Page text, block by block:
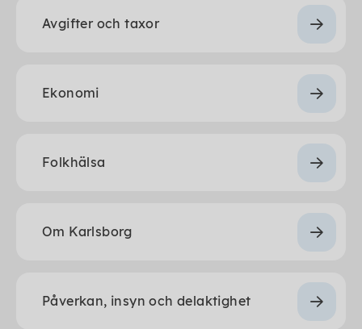
Avgifter och taxor
Ekonomi
Folkhälsa
Om Karlsborg
Påverkan, insyn och delaktighet